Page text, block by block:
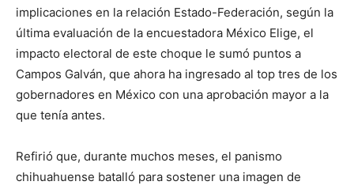
implicaciones en la relación Estado-Federación, según la
última evaluación de la encuestadora México Elige, el
impacto electoral de este choque le sumó puntos a
Campos Galván, que ahora ha ingresado al top tres de los
gobernadores en México con una aprobación mayor a la
que tenía antes.
Refirió que, durante muchos meses, el panismo
chihuahuense batalló para sostener una imagen de